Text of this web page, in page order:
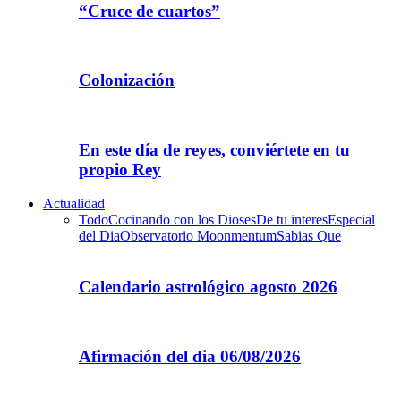
“Cruce de cuartos”
Colonización
En este día de reyes, conviértete en tu
propio Rey
Actualidad
TodoCocinando con los DiosesDe tu interesEspecial
del DiaObservatorio MoonmentumSabias Que
Calendario astrológico agosto 2026
Afirmación del dia 06/08/2026